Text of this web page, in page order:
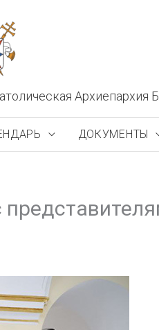
ДОКУМЕНТЫ